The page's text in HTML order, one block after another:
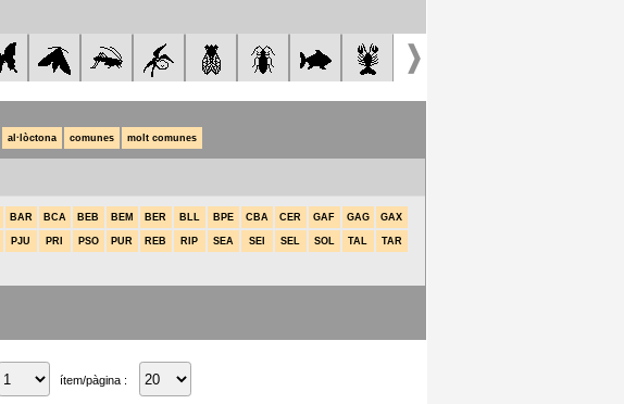
al·lòctona comunes molt comunes
BAR BCA BEB BEM BER BLL BPE CBA CER GAF GAG GAX
PJU PRI PSO PUR REB RIP SEA SEI SEL SOL TAL TAR
ítem/pàgina :